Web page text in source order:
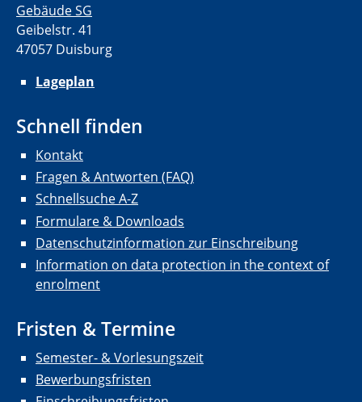
Gebäude SG
Geibelstr. 41
47057 Duisburg
Lageplan
Schnell finden
Kontakt
Fragen & Antworten (FAQ)
Schnellsuche A-Z
Formulare & Downloads
Datenschutzinformation zur Einschreibung
Information on data protection in the context of
enrolment
Fristen & Termine
Semester- & Vorlesungszeit
Bewerbungsfristen